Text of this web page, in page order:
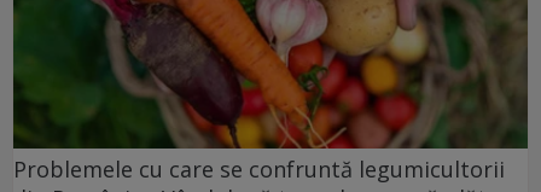
Problemele cu care se confruntă legumicultorii